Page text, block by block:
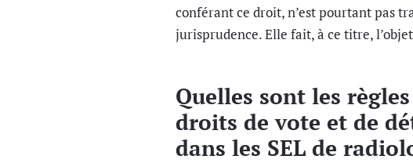
conférant ce droit, n’est pourtant pas
jurisprudence. Elle fait, à ce titre,
Quelles sont les
droits de vote et de
dans les SEL de